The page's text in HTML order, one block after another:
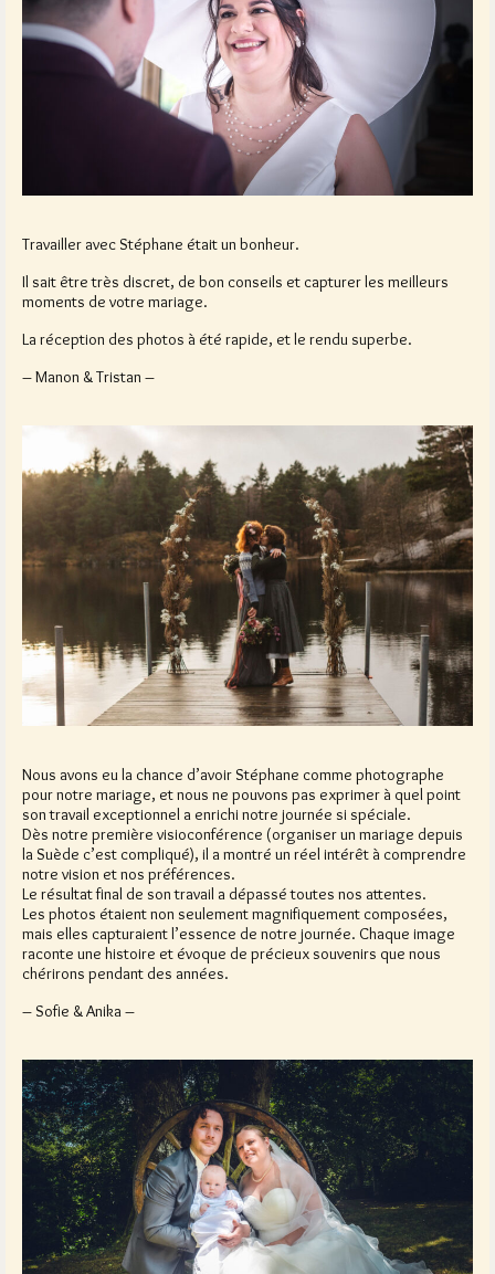
Travailler avec Stéphane était un bonheur.
Il sait être très discret, de bon conseils et capturer les meilleurs
moments de votre mariage.
La réception des photos à été rapide, et le rendu superbe.
– Manon & Tristan –
Nous avons eu la chance d’avoir Stéphane comme photographe
pour notre mariage, et nous ne pouvons pas exprimer à quel point
son travail exceptionnel a enrichi notre journée si spéciale.
Dès notre première visioconférence (organiser un mariage depuis
la Suède c’est compliqué), il a montré un réel intérêt à comprendre
notre vision et nos préférences.
Le résultat final de son travail a dépassé toutes nos attentes.
Les photos étaient non seulement magnifiquement composées,
mais elles capturaient l’essence de notre journée. Chaque image
raconte une histoire et évoque de précieux souvenirs que nous
chérirons pendant des années.
– Sofie & Anika –